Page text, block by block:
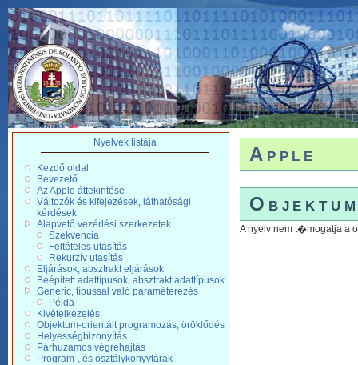
Nyelvek listája
Kezdő oldal
Bevezető
Az Apple áttekintése
Változók és kifejezések, láthatósági
kérdések
Alapvető vezérlési szerkezetek
Szekvencia
Feltételes utasítás
Rekurzív utasítás
Eljárások, absztrakt eljárások
Beépített adattípusok, absztrakt adattípusok
Generic, típussal való paraméterezés
Példa
Kivételkezelés
Objektum-orientált programozás, öröklődés
Helyességbizonyítás
Párhuzamos végrehajtás
Program-, és osztálykönyvtárak
Apple
A nyelv nem t�mogatja a